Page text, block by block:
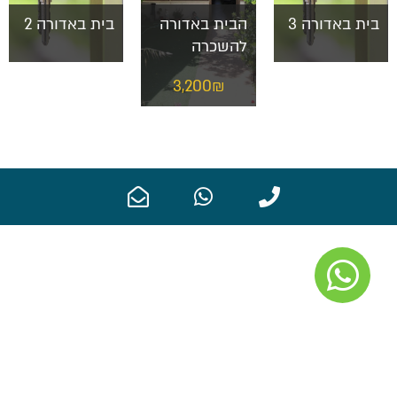
בית באדורה 3
הבית באדורה
להשכרה
3,200₪
בית באדורה 2